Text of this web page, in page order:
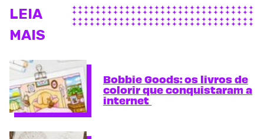
LEIA
MAIS
Bobbie Goods: os livros de
colorir que conquistaram a
internet